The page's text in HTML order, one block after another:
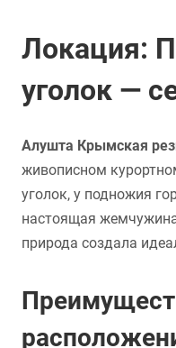
Локация:
уголок —
Алушта Крымская
живописном
уголок, у подножия
настоящая
природа создала